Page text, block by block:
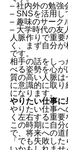
– 社内外の勉強
– SNSを活用し
– 趣味のサーク
– 大学時代の友
人脈作りで重
く、まず自分
です。
相手の話をしっ
べる姿勢を心が
質の高い人脈
に意識的に取
になります。
やりたい仕事に
やりたい仕事へ
く左右する重要
この時期に自
で、将来への道
「でも失敗し